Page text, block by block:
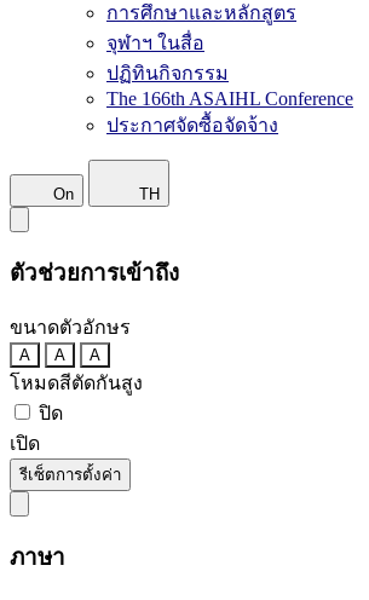
การศึกษาและหลักสูตร
จุฬาฯ ในสื่อ
ปฏิทินกิจกรรม
The 166th ASAIHL Conference
ประกาศจัดซื้อจัดจ้าง
On TH
ตัวช่วยการเข้าถึง
ขนาดตัวอักษร
A A A
โหมดสีตัดกันสูง
ปิด
เปิด
รีเซ็ตการตั้งค่า
ภาษา